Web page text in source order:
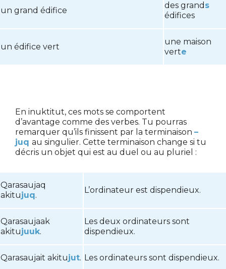
un grand édifice
des grand s
édifices
un édifice vert
une maison
verte
En inuktitut, ces mots se comportent
d’avantage comme des verbes. Tu pourras
remarquer qu’ils finissent par la terminaison –
juq au singulier. Cette terminaison change si tu
décris un objet qui est au duel ou au pluriel :
Qarasaujaq
akitujuq.
L’ordinateur est dispendieux.
Qarasaujaak
akitujuuk.
Les deux ordinateurs sont
dispendieux.
Qarasaujait akitujut. Les ordinateurs sont dispendieux.